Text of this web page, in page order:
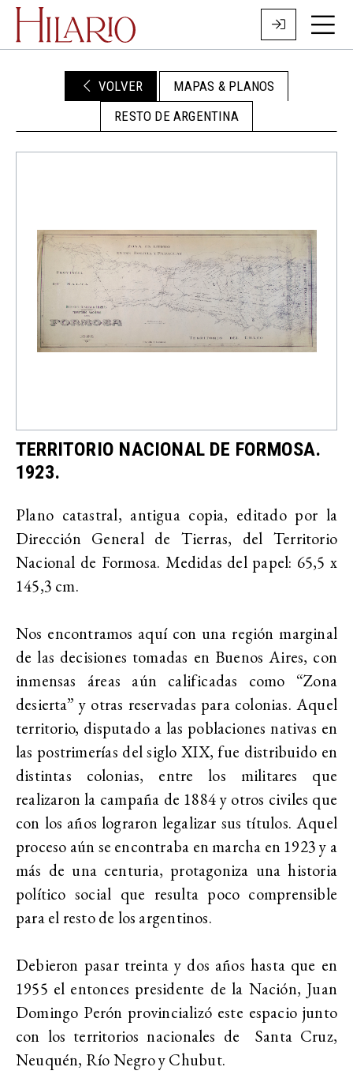
VOLVER
MAPAS & PLANOS
RESTO DE ARGENTINA
TERRITORIO NACIONAL DE FORMOSA.
1923.
Plano catastral, antigua copia, editado por la
Dirección General de Tierras, del Territorio
Nacional de Formosa. Medidas del papel: 65,5 x
145,3 cm.
Nos encontramos aquí con una región marginal
de las decisiones tomadas en Buenos Aires, con
inmensas áreas aún calificadas como “Zona
desierta” y otras reservadas para colonias. Aquel
territorio, disputado a las poblaciones nativas en
las postrimerías del siglo XIX, fue distribuido en
distintas colonias, entre los militares que
realizaron la campaña de 1884 y otros civiles que
con los años lograron legalizar sus títulos. Aquel
proceso aún se encontraba en marcha en 1923 y a
más de una centuria, protagoniza una historia
político social que resulta poco comprensible
para el resto de los argentinos.
Debieron pasar treinta y dos años hasta que en
1955 el entonces presidente de la Nación, Juan
Domingo Perón provincializó este espacio junto
con los territorios nacionales de Santa Cruz,
Neuquén, Río Negro y Chubut.